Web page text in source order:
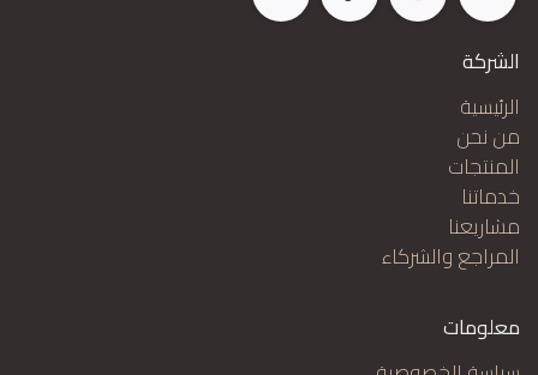
الشركة
الرئيسية
من نحن
المنتجات
خدماتنا
مشاريعنا
المراجع والشركاء
معلومات